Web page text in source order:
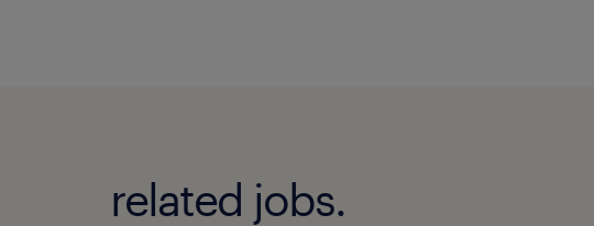
related jobs.